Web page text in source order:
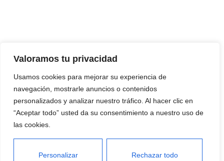
Valoramos tu privacidad
Usamos cookies para mejorar su experiencia de
navegación, mostrarle anuncios o contenidos
personalizados y analizar nuestro tráfico. Al hacer clic en
“Aceptar todo” usted da su consentimiento a nuestro uso de
las cookies.
Personalizar Rechazar todo